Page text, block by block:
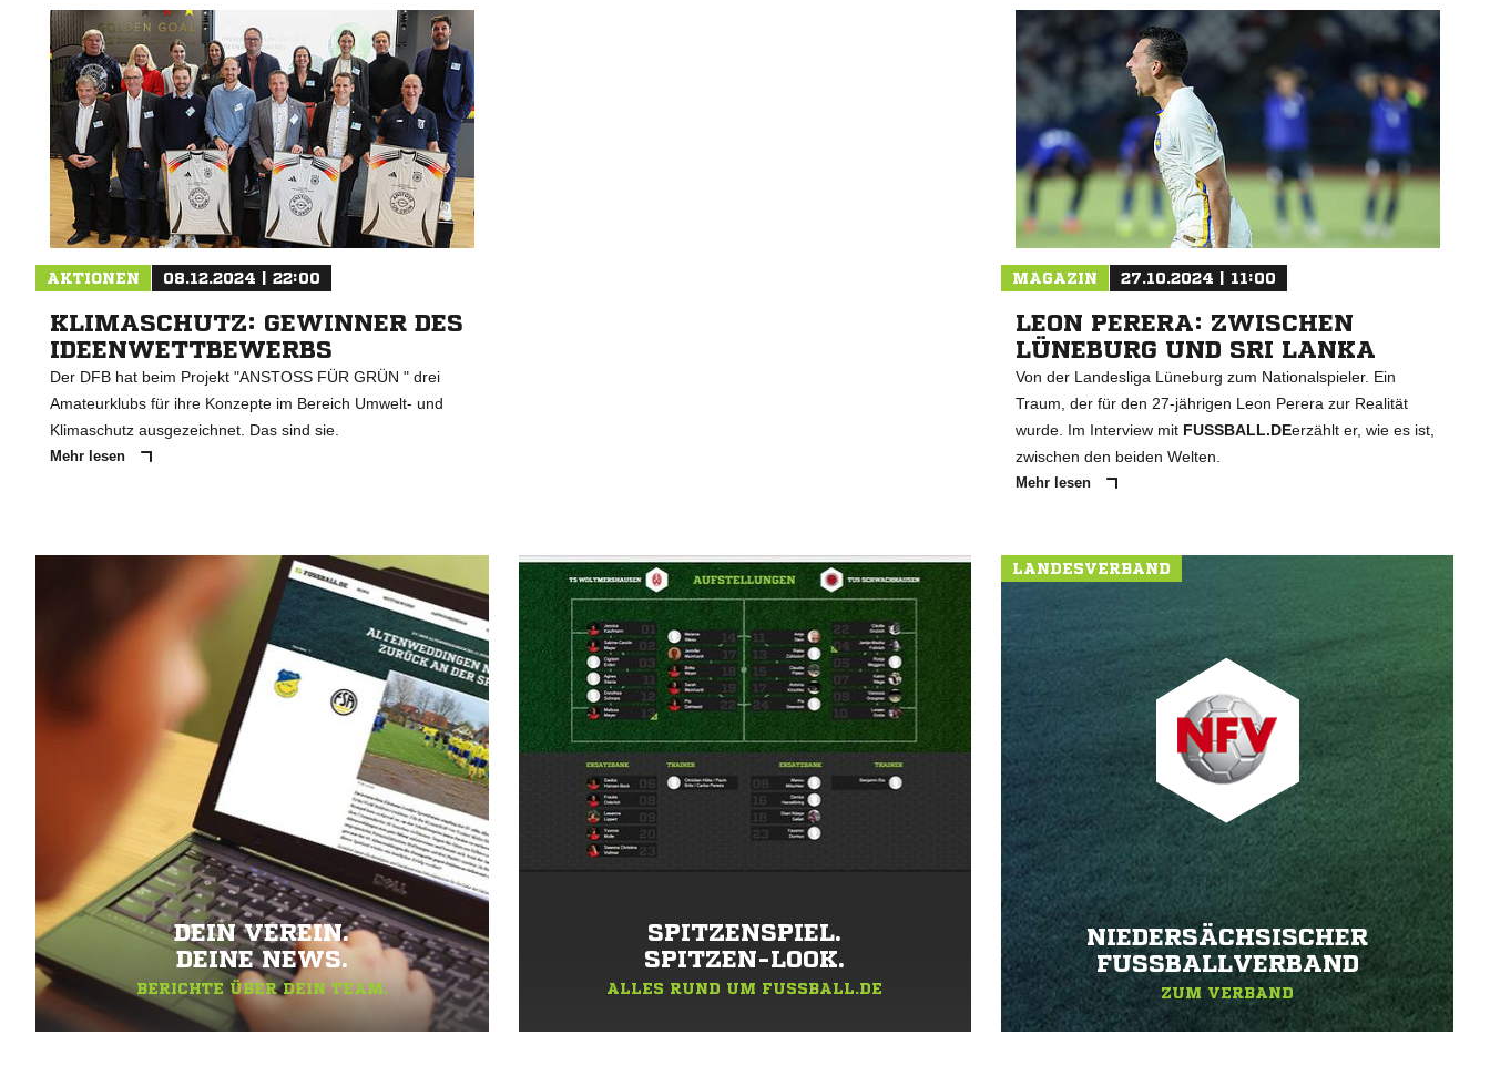
AKTIONEN 08.12.2024 | 22:00
KLIMASCHUTZ: GEWINNER DES
IDEENWETTBEWERBS
Der DFB hat beim Projekt "ANSTOSS FÜR GRÜN " drei
Amateurklubs für ihre Konzepte im Bereich Umwelt- und
Klimaschutz ausgezeichnet. Das sind sie.
Mehr lesen
MAGAZIN 27.10.2024 | 11:00
LEON PERERA: ZWISCHEN
LÜNEBURG UND SRI LANKA
Von der Landesliga Lüneburg zum Nationalspieler. Ein
Traum, der für den 27-jährigen Leon Perera zur Realität
wurde. Im Interview mit FUSSBALL.DEerzählt er, wie es ist,
zwischen den beiden Welten.
Mehr lesen
DEIN VEREIN.
DEINE NEWS.
BERICHTE ÜBER DEIN TEAM.
SPITZENSPIEL.
SPITZEN-LOOK.
ALLES RUND UM FUSSBALL.DE
LANDESVERBAND
NIEDERSÄCHSISCHER
FUSSBALLVERBAND
ZUM VERBAND